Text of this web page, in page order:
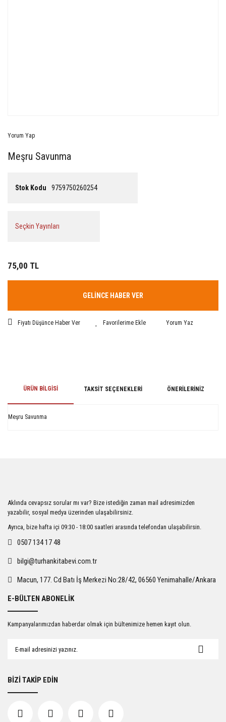
Yorum Yap
Meşru Savunma
Stok Kodu 9759750260254
Seçkin Yayınları
75,00 TL
GELİNCE HABER VER
Fiyatı Düşünce Haber Ver Yorum Yaz
ÜRÜN BILGISI TAKSIT SEÇENEKLERI ÖNERILERINIZ
Meşru Savunma
Ürün açıklamasında eksik bilgiler bulunuyor.
Ürün bilgilerinde hatalar bulunuyor.
Ürün fiyatı diğer sitelerden daha pahalı.
Gönder
Aklında cevapsız sorular mı var? Bize istediğin zaman mail adresimizden
yazabilir, sosyal medya üzerinden ulaşabilirsiniz.
Ayrıca, bize hafta içi 09:30 - 18:00 saatleri arasında telefondan ulaşabilirsin.
0507 134 17 48
bilgi@turhankitabevi.com.tr
Macun, 177. Cd Batı İş Merkezi No:28/42, 06560 Yenimahalle/Ankara
E-BÜLTEN ABONELİK
Kampanyalarımızdan haberdar olmak için bültenimize hemen kayıt olun.
BİZİ TAKİP EDİN